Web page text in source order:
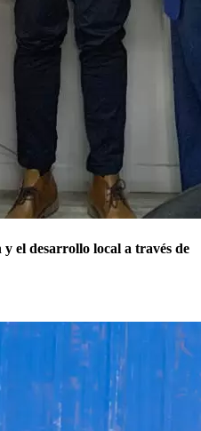
el desarrollo local a través de